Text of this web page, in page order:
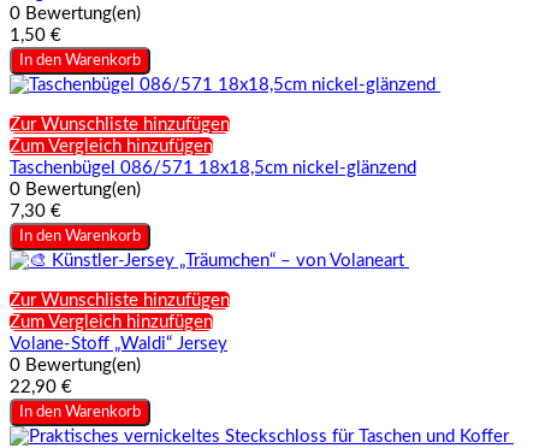
0 Bewertung(en)
1,50 €
In den Warenkorb
Zur Wunschliste hinzufügen
Zum Vergleich hinzufügen
Taschenbügel 086/571 18x18,5cm nickel-glänzend
0 Bewertung(en)
7,30 €
In den Warenkorb
Zur Wunschliste hinzufügen
Zum Vergleich hinzufügen
Volane-Stoff „Waldi“ Jersey
0 Bewertung(en)
22,90 €
In den Warenkorb